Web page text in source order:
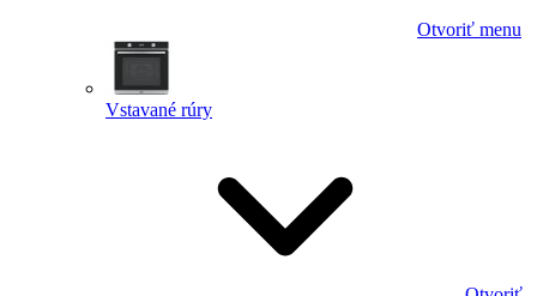
Otvoriť menu
Vstavané rúry